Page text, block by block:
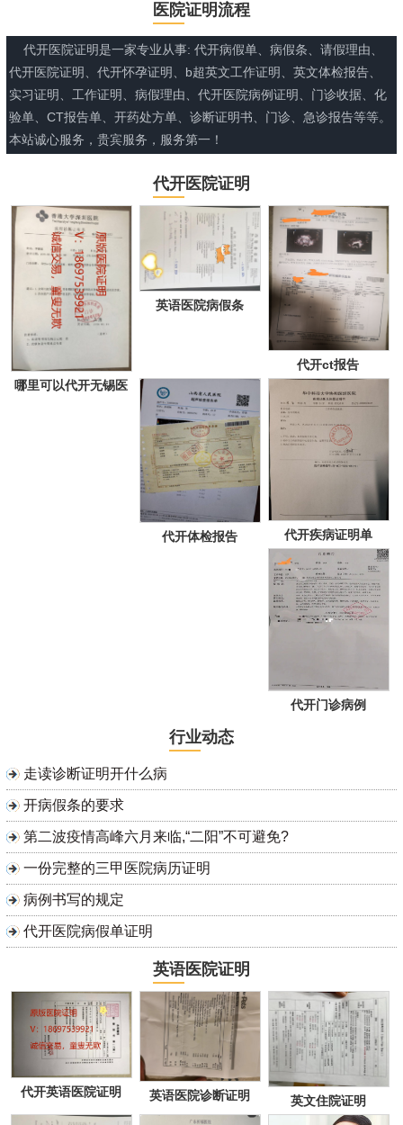
医院证明流程
代开医院证明是一家专业从事: 代开病假单、病假条、请假理由、
代开医院证明、代开怀孕证明、b超英文工作证明、英文体检报告、
实习证明、工作证明、病假理由、代开医院病例证明、门诊收据、化
验单、CT报告单、开药处方单、诊断证明书、门诊、急诊报告等等。
本站诚心服务，贵宾服务，服务第一！
代开医院证明
哪里可以代开无锡医
英语医院病假条
代开ct报告
代开体检报告 代开疾病证明单
代开门诊病例
行业动态
走读诊断证明开什么病
开病假条的要求
第二波疫情高峰六月来临,“二阳”不可避免?
一份完整的三甲医院病历证明
病例书写的规定
代开医院病假单证明
英语医院证明
代开英语医院证明 英语医院诊断证明 英文住院证明